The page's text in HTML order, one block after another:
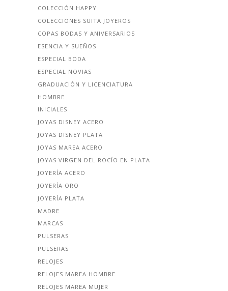
COLECCIÓN HAPPY
COLECCIONES SUITA JOYEROS
COPAS BODAS Y ANIVERSARIOS
ESENCIA Y SUEÑOS
ESPECIAL BODA
ESPECIAL NOVIAS
GRADUACIÓN Y LICENCIATURA
HOMBRE
INICIALES
JOYAS DISNEY ACERO
JOYAS DISNEY PLATA
JOYAS MAREA ACERO
JOYAS VIRGEN DEL ROCÍO EN PLATA
JOYERÍA ACERO
JOYERÍA ORO
JOYERÍA PLATA
MADRE
MARCAS
PULSERAS
PULSERAS
RELOJES
RELOJES MAREA HOMBRE
RELOJES MAREA MUJER